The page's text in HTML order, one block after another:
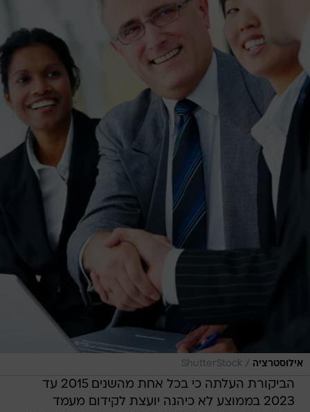
אילוסטרציה /
ShutterStock
הביקורת העלתה כי בכל אחת מהשנים 2015 עד
2023 בממוצע לא כיהנה יועצת לקידום מעמד